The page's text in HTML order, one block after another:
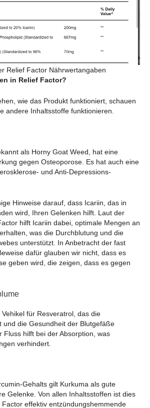
Relief Factor Nährwertangaben
in Relief Factor?
wie das Produkt funktioniert, schauen
andere Inhaltsstoffe funktionieren.
als Horny Goat Weed, hat eine
gegen Osteoporose. Es hat auch eine
und Anti-Depressions-
Hinweise darauf, dass Icariin, das in
wird, Ihren Gelenken hilft. Laut der
hilft Icariin dabei, optimale Mengen an
was die Durchblutung und die
unterstützt. In Anbetracht der fast
dafür glauben wir nicht, dass es
geben wird, die zeigen, dass es gegen
für Resveratrol, das die
und die Gesundheit der Blutgefäße
Fluss hilft bei der Absorption, was
verhindert.
Gehalts gilt Kurkuma als gute
Gelenke. Von allen Inhaltsstoffen ist dies
effektiv entzündungshemmende